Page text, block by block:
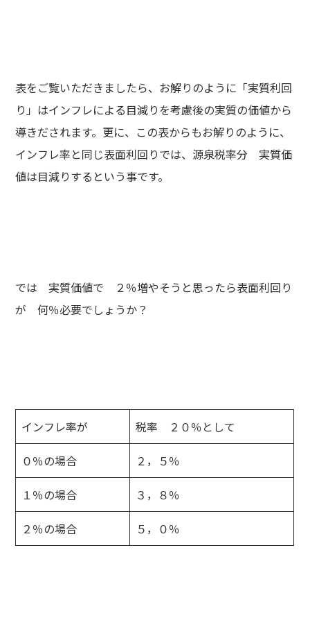
表をご覧いただきましたら、お解りのように「実質利回
り」はインフレによる目減りを考慮後の実質の価値から
導きだされます。更に、この表からもお解りのように、
インフレ率と同じ表面利回りでは、源泉税率分 実質価
値は目減りするという事です。
では 実質価値で ２％増やそうと思ったら表面利回り
が 何％必要でしょうか？
インフレ率が 税率 ２０％として
０％の場合 ２，５％
１％の場合 ３，８％
２％の場合 ５，０％